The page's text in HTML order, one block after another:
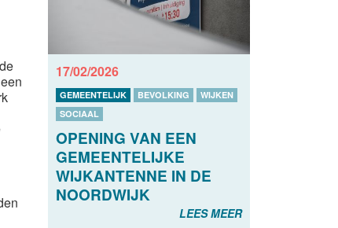
17/02/2026
GEMEENTELIJK BEVOLKING
WIJKEN
SOCIAAL
OPENING VAN EEN
GEMEENTELIJKE
WIJKANTENNE IN DE
NOORDWIJK
LEES MEER